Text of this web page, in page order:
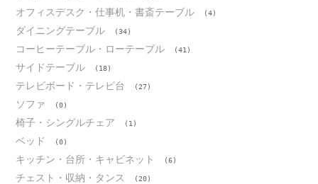
オフィスデスク・仕事机・書斎テーブル (4)
ダイニングテーブル (34)
コーヒーテーブル・ローテーブル (41)
サイドテーブル (18)
テレビボード・テレビ台 (27)
ソファ (0)
椅子・シングルチェア (1)
ベッド (0)
キッチン・台所・キャビネット (6)
チェスト・収納・タンス (20)